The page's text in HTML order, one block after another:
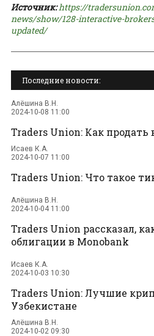
Источник: https://
news/show/128-interactive-
updated/
Последние новости:
Алёшина В.Н.
2024-10-08 11:00
Traders Union: Как продать
Исаев К.А.
2024-10-07 11:00
Traders Union: Что такое
Алёшина В.Н.
2024-10-04 11:00
Traders Union рассказал,
облигации в Monobank
Исаев К.А.
2024-10-03 10:30
Traders Union: Лучшие
Узбекистане
Алёшина В.Н.
2024-10-02 09:30